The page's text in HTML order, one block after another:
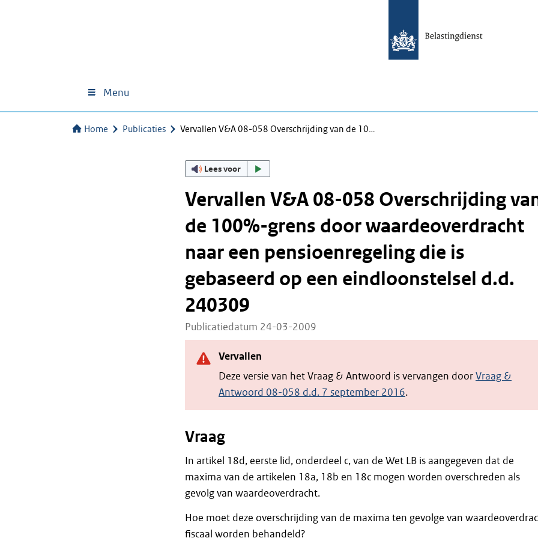
Menu
Home Publicaties Vervallen V&A 08-058 Overschrijding van de 10…
Lees voor
Vervallen V&A 08-058 Overschrijding
de 100%-grens door waardeoverdracht
naar een pensioenregeling die is
gebaseerd op een eindloonstelsel d.d.
240309
Publicatiedatum 24-03-2009
Vervallen
Deze versie van het Vraag & Antwoord is vervangen doorVraag &
Antwoord 08-058 d.d. 7 september 2016.
Vraag
In artikel 18d, eerste lid, onderdeel c, van de Wet LB is aangegeven dat de
maxima van de artikelen 18a, 18b en 18c mogen worden overschreden als
gevolg van waardeoverdracht.
Hoe moet deze overschrijding van de maxima ten gevolge van
fiscaal worden behandeld?